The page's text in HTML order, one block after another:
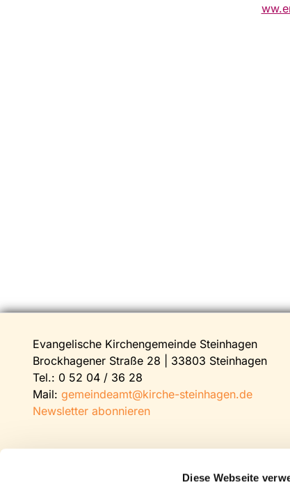
Diese Webseite
Evangelische Kirchengemeinde Steinhagen
Brockhagener Straße 28 | 33803 Steinhagen
Tel.: 0 52 04 / 36 28
Mail: gemeindeamt@kirche-steinhagen.de
Newsletter abonnieren